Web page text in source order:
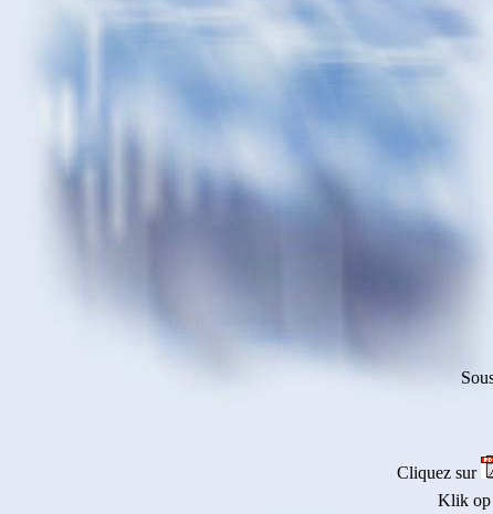
Cliquez sur
Klik op